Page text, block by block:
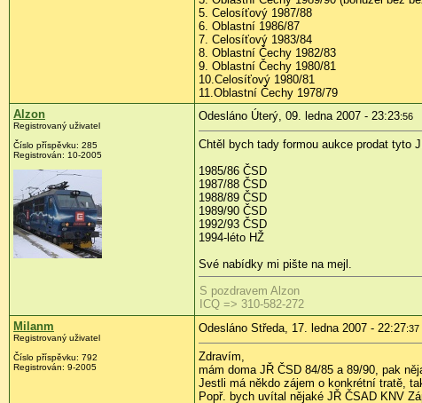
5. Celosíťový 1987/88
6. Oblastní 1986/87
7. Celosíťový 1983/84
8. Oblastní Čechy 1982/83
9. Oblastní Čechy 1980/81
10.Celosíťový 1980/81
11.Oblastní Čechy 1978/79
Alzon
Registrovaný uživatel
Číslo příspěvku: 285
Registrován: 10-2005
Odesláno Úterý, 09. ledna 2007 - 23:23:56
Chtěl bych tady formou aukce prodat tyto
1985/86 ČSD
1987/88 ČSD
1988/89 ČSD
1989/90 ČSD
1992/93 ČSD
1994-léto HŽ
Své nabídky mi pište na mejl.
S pozdravem Alzon
ICQ => 310-582-272
Milanm
Registrovaný uživatel
Číslo příspěvku: 792
Registrován: 9-2005
Odesláno Středa, 17. ledna 2007 - 22:27:37
Zdravím,
mám doma JŘ ČSD 84/85 a 89/90, pak
Jestli má někdo zájem o konkrétní tratě,
Popř. bych uvítal nějaké JŘ ČSAD KNV